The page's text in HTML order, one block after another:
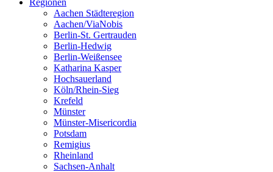
Aachen Städteregion
Aachen/ViaNobis
Berlin-St. Gertrauden
Berlin-Hedwig
Berlin-Weißensee
Katharina Kasper
Hochsauerland
Köln/Rhein-Sieg
Krefeld
Münster
Münster-Misericordia
Potsdam
Remigius
Rheinland
Sachsen-Anhalt